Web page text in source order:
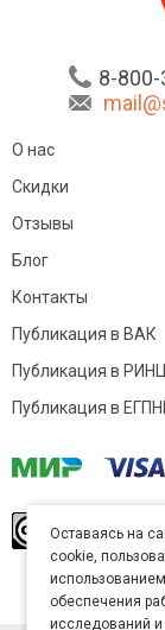
8-
О нас
Скидки
Отзывы
Блог
Контакты
Публикация в ВАК
Публикация в РИНЦ
Публикация в
Оставаясь на
cookie,
обеспечения
исследований и